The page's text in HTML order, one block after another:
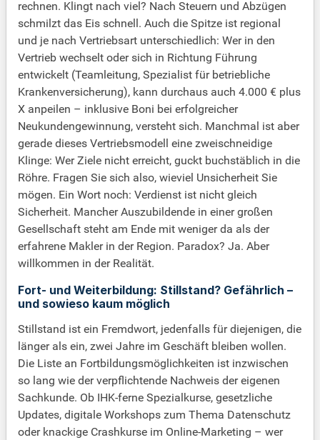
rechnen. Klingt nach viel? Nach Steuern und Abzügen
schmilzt das Eis schnell. Auch die Spitze ist regional
und je nach Vertriebsart unterschiedlich: Wer in den
Vertrieb wechselt oder sich in Richtung Führung
entwickelt (Teamleitung, Spezialist für betriebliche
Krankenversicherung), kann durchaus auch 4.000 € plus
X anpeilen – inklusive Boni bei erfolgreicher
Neukundengewinnung, versteht sich. Manchmal ist aber
gerade dieses Vertriebsmodell eine zweischneidige
Klinge: Wer Ziele nicht erreicht, guckt buchstäblich in die
Röhre. Fragen Sie sich also, wieviel Unsicherheit Sie
mögen. Ein Wort noch: Verdienst ist nicht gleich
Sicherheit. Mancher Auszubildende in einer großen
Gesellschaft steht am Ende mit weniger da als der
erfahrene Makler in der Region. Paradox? Ja. Aber
willkommen in der Realität.
Fort- und Weiterbildung: Stillstand? Gefährlich –
und sowieso kaum möglich
Stillstand ist ein Fremdwort, jedenfalls für diejenigen, die
länger als ein, zwei Jahre im Geschäft bleiben wollen.
Die Liste an Fortbildungsmöglichkeiten ist inzwischen
so lang wie der verpflichtende Nachweis der eigenen
Sachkunde. Ob IHK-ferne Spezialkurse, gesetzliche
Updates, digitale Workshops zum Thema Datenschutz
oder knackige Crashkurse im Online-Marketing – wer